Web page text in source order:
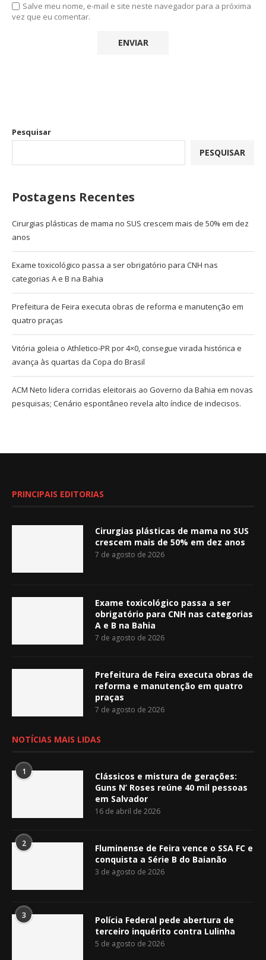
Salve meu nome, e-mail e site neste navegador para a próxima
vez que eu comentar.
Pesquisar
PESQUISAR
Postagens Recentes
Cirurgias plásticas de mama no SUS crescem mais de 50% em dez
anos
Exame toxicológico passa a ser obrigatório para CNH nas
categorias A e B na Bahia
Prefeitura de Feira executa obras de reforma e manutenção em
quatro praças
Vitória goleia o Athletico-PR por 4×0, consegue virada histórica e
avança às quartas da Copa do Brasil
ACM Neto lidera corridas eleitorais ao Governo da Bahia em novas
pesquisas; Cenário espontâneo revela alto índice de indecisos.
PRINCIPAIS EDITORIAS
Cirurgias plásticas de mama no SUS
crescem mais de 50% em dez anos
7 de agosto de 2026
Exame toxicológico passa a ser
obrigatório para CNH nas categorias
A e B na Bahia
7 de agosto de 2026
Prefeitura de Feira executa obras de
reforma e manutenção em quatro
praças
7 de agosto de 2026
NOTÍCIAS MAIS LIDAS
1
Clássicos e mistura de gerações:
Guns N’ Roses reúne 40 mil pessoas
em Salvador
16 de abril de 2026
2
Fluminense de Feira vence o SSA FC e
conquista a Série B do Baianão
3 de agosto de 2026
3
Polícia Federal pede abertura de
terceiro inquérito contra Lulinha
5 de agosto de 2026